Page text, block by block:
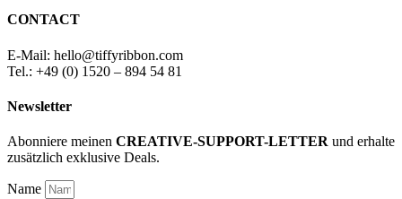
CONTACT
E-Mail: hello@tiffyribbon.com
Tel.: +49 (0) 1520 – 894 54 81
Newsletter
Abonniere meinen CREATIVE-SUPPORT-LETTER und erhalte
zusätzlich exklusive Deals.
Name